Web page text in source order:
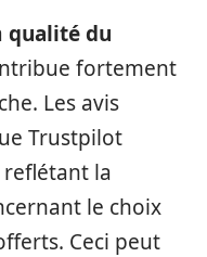
qualité du
fortement
Les avis
Trustpilot
la
le choix
Ceci peut